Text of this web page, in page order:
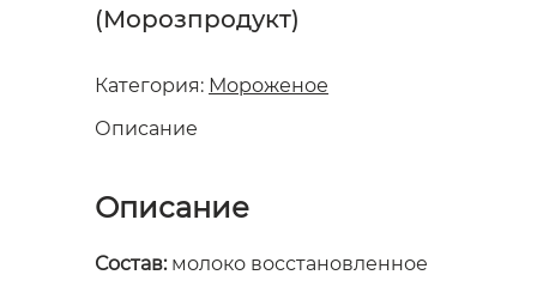
(Морозпродукт)
Категория: Мороженое
Описание
Описание
Состав: молоко восстановленное